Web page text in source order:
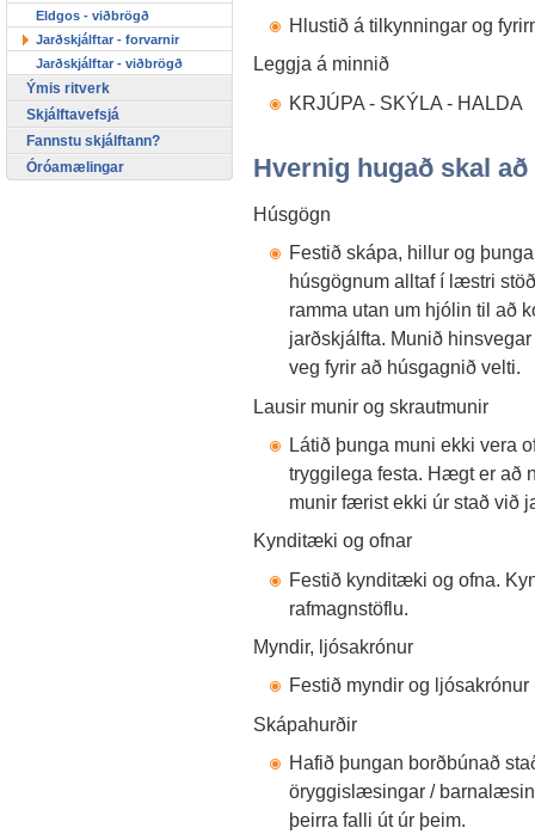
Hlustið á tilkynningar og
Leggja á minnið
KRJÚPA - SKÝLA - HALDA
Hvernig hugað skal
Húsgögn
Festið skápa, hillur og
húsgögnum alltaf í læstri
ramma utan um hjólin til að
jarðskjálfta. Munið
veg fyrir að húsgagnið velti.
Lausir munir og skrautmunir
Látið þunga muni ekki vera
tryggilega festa. Hægt er að
munir færist ekki úr stað við
Kynditæki og ofnar
Festið kynditæki og ofna.
rafmagnstöflu.
Myndir, ljósakrónur
Festið myndir og
Skápahurðir
Hafið þungan borðbúnað
öryggislæsingar /
þeirra falli út úr þeim.
Eldgos - viðbrögð
Jarðskjálftar - forvarnir
Jarðskjálftar - viðbrögð
Ýmis ritverk
Skjálftavefsjá
Fannstu skjálftann?
Óróamælingar